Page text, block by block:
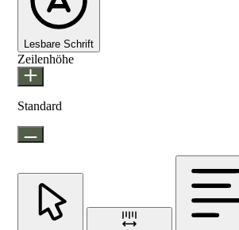
Lesbare Schrift
Zeilenhöhe
Standard